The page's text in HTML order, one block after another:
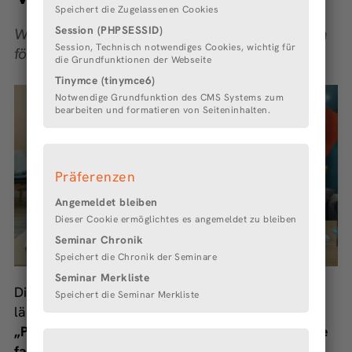
Speichert die Zugelassenen Cookies
Session (PHPSESSID)
Session, Technisch notwendiges Cookies, wichtig für
die Grundfunktionen der Webseite
Tinymce (tinymce6)
Notwendige Grundfunktion des CMS Systems zum
bearbeiten und formatieren von Seiteninhalten.
Präferenzen
Angemeldet bleiben
Dieser Cookie ermöglichtes es angemeldet zu bleiben
Seminar Chronik
Speichert die Chronik der Seminare
Seminar Merkliste
Speichert die Seminar Merkliste
Wie familienfreundliche Maßnahmen Karrieren
fördern und Mitarbeitende binden
Die Servicestelle Beruf und Familie der LABEW+
lädt zum digitalen Mittagsimpuls ein:
„Partnerschaftliche Vereinbarkeit für Eltern – wie